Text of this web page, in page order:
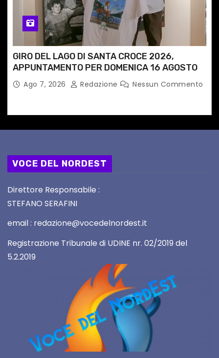
GIRO DEL LAGO DI SANTA CROCE 2026,
APPUNTAMENTO PER DOMENICA 16 AGOSTO
Ago 7, 2026 Redazione Nessun Commento
VOCE DEL NORDEST
Direttore Responsabile :
STEFANO SERAFINI
email : redazione@vocedelnordest.it
Registrazione Tribunale di UDINE nr. 02/2019 del
5.2.2019